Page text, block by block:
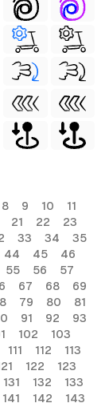
8 9 10
11
21 22
23
33 34
35
44 45
46
55 56
57
67 68
69
79 80
81
91 92
93
102
103
111 112
113
122
123
131 132
133
141 142 143